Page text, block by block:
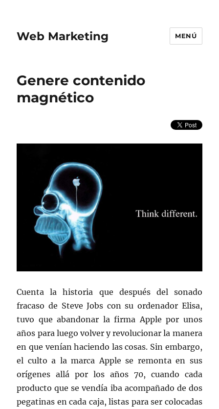
Web Marketing MENÚ
Genere contenido
magnético
Cuenta la historia que después del sonado
fracaso de Steve Jobs con su ordenador Elisa,
tuvo que abandonar la firma Apple por unos
años para luego volver y revolucionar la manera
en que venían haciendo las cosas. Sin embargo,
el culto a la marca Apple se remonta en sus
orígenes allá por los años 70, cuando cada
producto que se vendía iba acompañado de dos
pegatinas en cada caja, listas para ser colocadas